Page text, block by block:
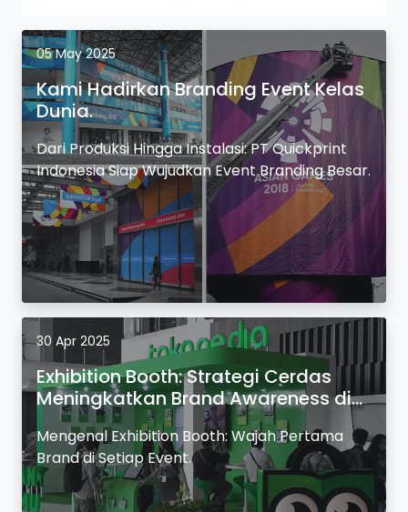
05 May 2025
Kami Hadirkan Branding Event Kelas
Dunia.
Dari Produksi Hingga Instalasi: PT Quickprint
Indonesia Siap Wujudkan Event Branding Besar.
30 Apr 2025
Exhibition Booth: Strategi Cerdas
Meningkatkan Brand Awareness di
Event.
Mengenal Exhibition Booth: Wajah Pertama
Brand di Setiap Event.